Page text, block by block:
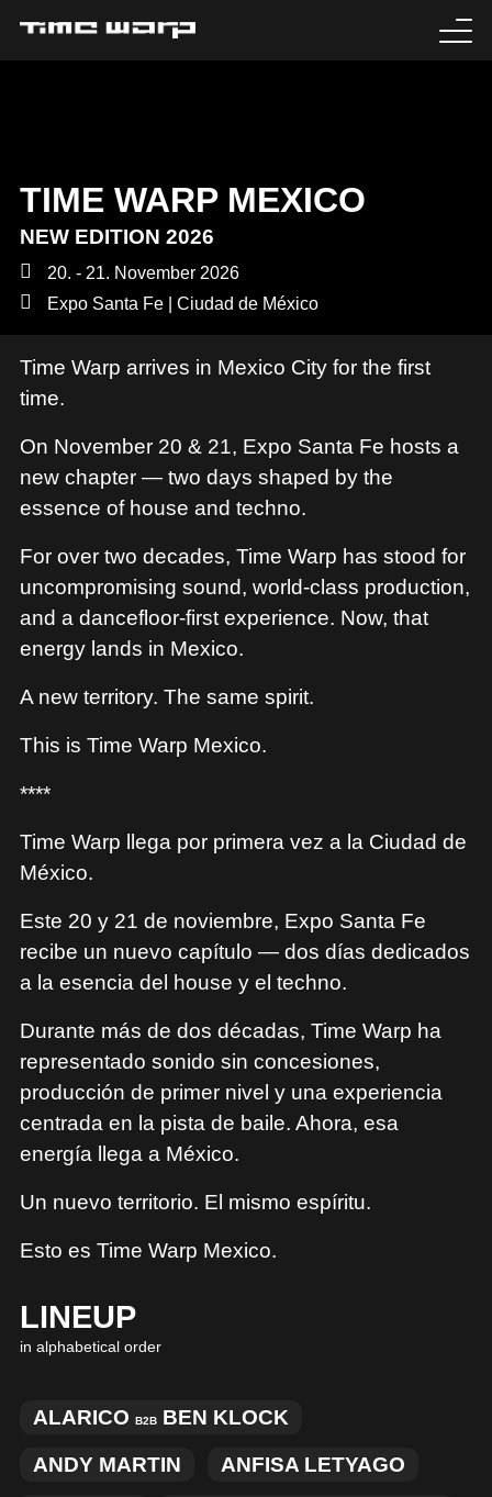
TIME WARP MEXICO
NEW EDITION 2026
20. - 21. November 2026
Expo Santa Fe | Ciudad de México
Time Warp arrives in Mexico City for the first
time.
On November 20 & 21, Expo Santa Fe hosts a
new chapter — two days shaped by the
essence of house and techno.
For over two decades, Time Warp has stood for
uncompromising sound, world-class production,
and a dancefloor-first experience. Now, that
energy lands in Mexico.
A new territory. The same spirit.
This is Time Warp Mexico.
****
Time Warp llega por primera vez a la Ciudad de
México.
Este 20 y 21 de noviembre, Expo Santa Fe
recibe un nuevo capítulo — dos días dedicados
a la esencia del house y el techno.
Durante más de dos décadas, Time Warp ha
representado sonido sin concesiones,
producción de primer nivel y una experiencia
centrada en la pista de baile. Ahora, esa
energía llega a México.
Un nuevo territorio. El mismo espíritu.
Esto es Time Warp Mexico.
LINEUP
in alphabetical order
ALARICO B2B BEN KLOCK
ANDY MARTIN ANFISA LETYAGO
EXPERIENCE
MEDIA
HISTORY
SABOTAGE
MERCHANDISE